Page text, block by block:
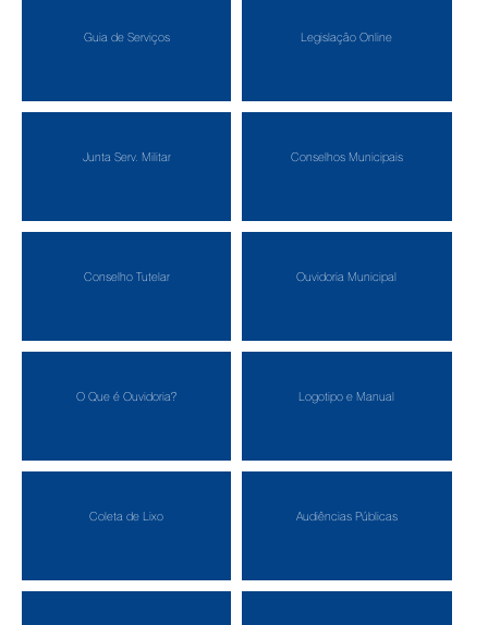
Guia de Serviços Legislação Online
Junta Serv. Militar Conselhos Municipais
Conselho Tutelar Ouvidoria Municipal
O Que é Ouvidoria? Logotipo e Manual
Coleta de Lixo Audiências Públicas